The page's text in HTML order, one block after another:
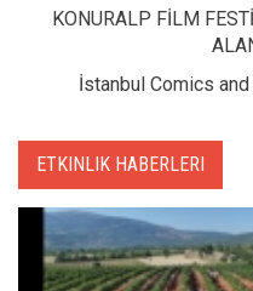
KONURALP FİLM
İstanbul Comics
ETKINLIK HABERLERI